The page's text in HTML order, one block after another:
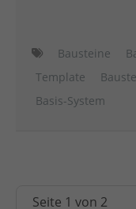
Bausteine
Template
Basis-System